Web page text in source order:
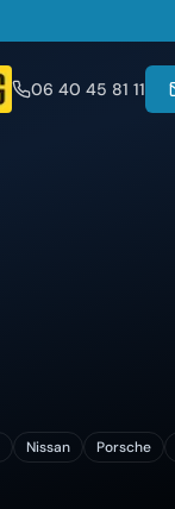
06 40 45 81 11
Nissan Porsche